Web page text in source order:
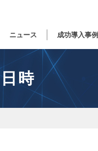
ニュース 成功導入事例
時